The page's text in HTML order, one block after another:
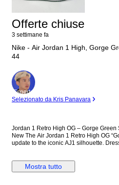
Offerte chiuse
3 settimane fa
Nike - Air Jordan 1 High, Gorge
44
Esperto
Selezionato da Kris Panavara
Jordan 1 Retro High OG – Gorge Green Size: EU 44 Condition: Brand
New The Air Jordan 1 Retro High OG “Gorge Green” brings a premium
update to the iconic AJ1 silhouette.
“Midnight Navy” colorways. A true
branding. Details: Model: Air Jordan 1 Retro High OG Colorway: Gorge
Mostra tutto